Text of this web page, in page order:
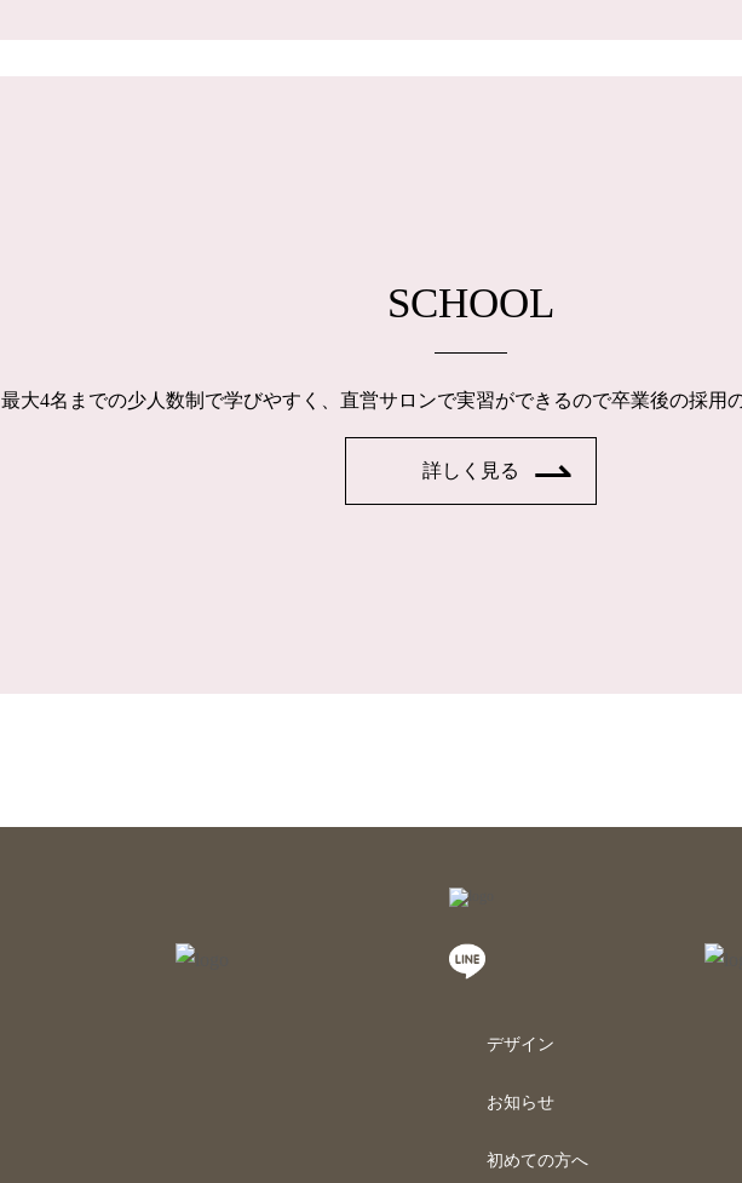
SCHOOL
最大4名までの少人数制で学びやすく、直営サロンで実習ができるので卒業後の採用
詳しく見る
デザイン
お知らせ
初めての方へ